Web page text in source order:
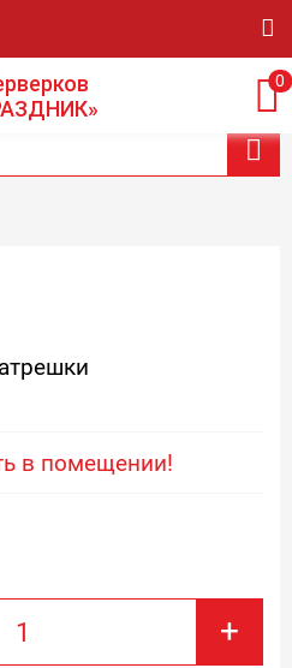
0
в помещении!
+